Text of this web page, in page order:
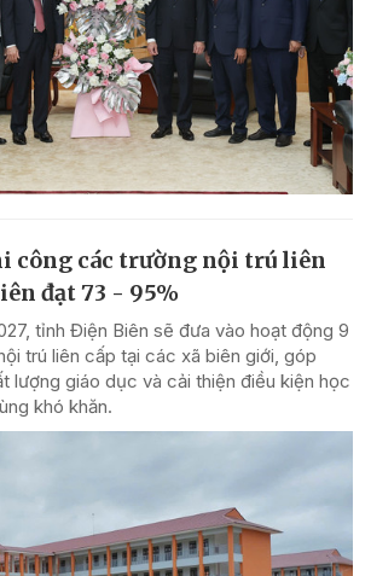
công các trường nội trú liên
đạt 73 - 95%
tỉnh Điện Biên sẽ đưa vào hoạt động 9
trú liên cấp tại các xã biên giới, góp
lượng giáo dục và cải thiện điều kiện học
khó khăn.